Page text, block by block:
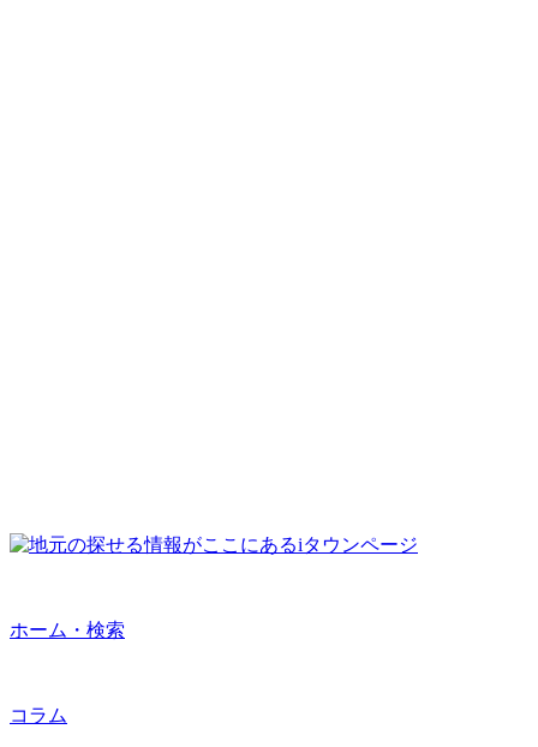
ホーム・検索
コラム